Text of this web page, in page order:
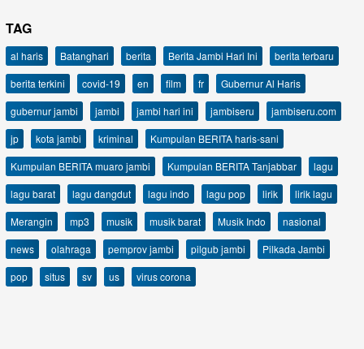
TAG
al haris Batanghari berita Berita Jambi Hari Ini
berita terbaru
berita terkini
covid-19 en film fr
Gubernur Al Haris
gubernur jambi
jambi jambi hari ini jambiseru
jambiseru.com
jp
kota jambi kriminal
Kumpulan BERITA haris-sani
Kumpulan BERITA muaro jambi
Kumpulan BERITA Tanjabbar
lagu
lagu barat
lagu dangdut lagu indo lagu pop lirik
lirik lagu
Merangin
mp3 musik musik barat Musik Indo
nasional
news
olahraga pemprov jambi pilgub jambi
Pilkada Jambi
pop
situs sv us virus corona